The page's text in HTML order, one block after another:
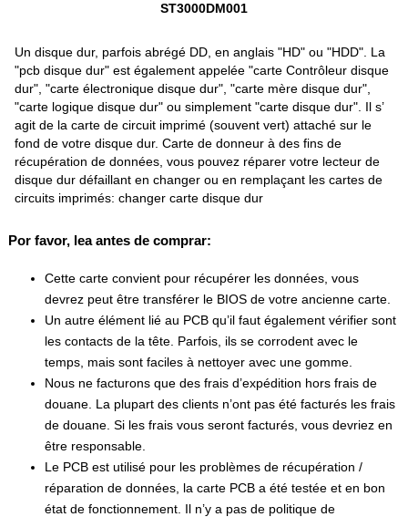
ST3000DM001
Un disque dur, parfois abrégé DD, en anglais "HD" ou "HDD". La
"pcb disque dur" est également appelée "carte Contrôleur disque
dur", "carte électronique disque dur", "carte mère disque dur",
"carte logique disque dur" ou simplement "carte disque dur". Il s’
agit de la carte de circuit imprimé (souvent vert) attaché sur le
fond de votre disque dur. Carte de donneur à des fins de
récupération de données, vous pouvez réparer votre lecteur de
disque dur défaillant en changer ou en remplaçant les cartes de
circuits imprimés: changer carte disque dur
Por favor, lea antes de comprar:
Cette carte convient pour récupérer les données, vous
devrez peut être transférer le BIOS de votre ancienne carte.
Un autre élément lié au PCB qu’il faut également vérifier sont
les contacts de la tête. Parfois, ils se corrodent avec le
temps, mais sont faciles à nettoyer avec une gomme.
Nous ne facturons que des frais d’expédition hors frais de
douane. La plupart des clients n’ont pas été facturés les frais
de douane. Si les frais vous seront facturés, vous devriez en
être responsable.
Le PCB est utilisé pour les problèmes de récupération /
réparation de données, la carte PCB a été testée et en bon
état de fonctionnement. Il n’y a pas de politique de